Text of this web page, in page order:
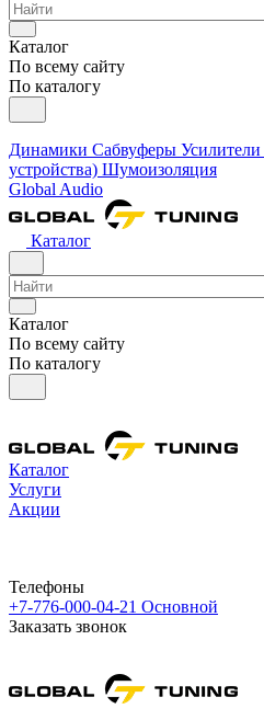
Каталог
По всему сайту
По каталогу
Динамики Сабвуферы Усилители
устройства) Шумоизоляция
Global Audio
Каталог
Каталог
По всему сайту
По каталогу
Каталог
Услуги
Акции
Телефоны
+7-776-000-04-21 Основной
Заказать звонок